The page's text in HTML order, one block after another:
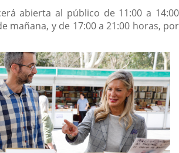
abierta al público de 11:00 a 14:00
mañana, y de 17:00 a 21:00 horas, por